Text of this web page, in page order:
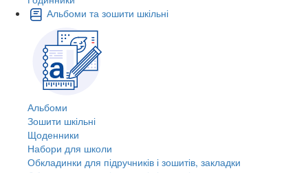
Альбоми та зошити шкільні
Альбоми
Зошити шкільні
Щоденники
Набори для школи
Обкладинки для підручників і зошитів, закладки